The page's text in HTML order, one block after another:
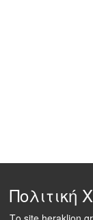
Πολιτική